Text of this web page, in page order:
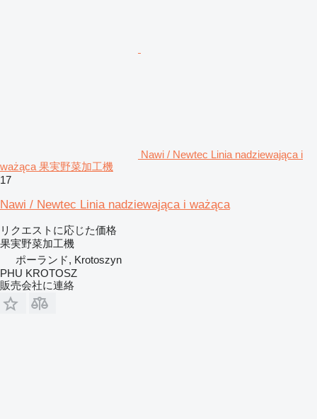
Nawi / Newtec Linia nadziewająca i
ważąca 果実野菜加工機
17
Nawi / Newtec Linia nadziewająca i ważąca
リクエストに応じた価格
果実野菜加工機
ポーランド, Krotoszyn
PHU KROTOSZ
販売会社に連絡